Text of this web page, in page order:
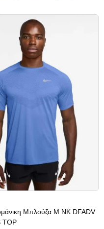
Μπλούζα M NK DFADV
TOP